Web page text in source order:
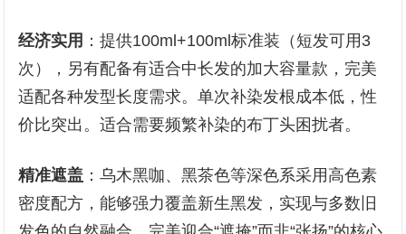
经济实用 ：提供100ml+100ml标准装（短发可用3
次），另有配备有适合中长发的加大容量款，完美
适配各种发型长度需求。单次补染发根成本低，性
价比突出。适合需要频繁补染的布丁头困扰者。
精准遮盖 ：乌木黑咖、黑茶色等深色系采用高色素
密度配方，能够强力覆盖新生黑发，实现与多数旧